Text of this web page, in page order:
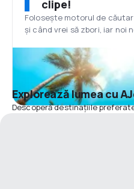
clipe!
Folosește motorul de
și când vrei să zbori, iar noi
Explorează lumea cu
Descoperă destinațiile